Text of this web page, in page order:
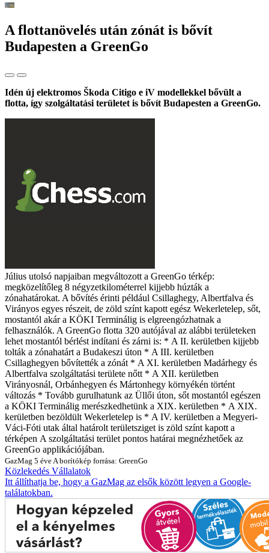
A flottanövelés után zónát is bővít
Budapesten a GreenGo
Idén új elektromos Škoda Citigo e iV modellekkel bővült a
flotta, így szolgáltatási területet is bővít Budapesten a GreenGo.
Július utolsó napjaiban megváltozott a GreenGo térkép:
megközelítőleg 8 négyzetkilométerrel kijjebb húzták a
zónahatárokat. A bővítés érinti például Csillaghegy, Albertfalva és
Virányos egyes részeit, de zöld színt kapott egész Wekerletelep, sőt,
mostantól akár a KÖKI Terminálig is elgreengózhatnak a
felhasználók. A GreenGo flotta 320 autójával az alábbi területeken
lehet mostantól bérlést indítani és zárni is: * A II. kerületben kijjebb
tolták a zónahatárt a Budakeszi úton * A III. kerületben
Csillaghegyen bővítették a zónát * A XI. kerületben Madárhegy és
Albertfalva szolgáltatási területe nőtt * A XII. kerületben
Virányosnál, Orbánhegyen és Mártonhegy környékén történt
változás * Tovább gurulhatunk az Üllői úton, sőt mostantól egészen
a KÖKI Terminálig merészkedhetünk a XIX. kerületben * A XIX.
kerületben bezöldült Wekerletelep is * A IV. kerületben a Megyeri-
Váci-Fóti utak által határolt területsziget is zöld színt kapott a
térképen A szolgáltatási terület pontos határai megnézhetőek az
GreenGo applikációjában.
GazMag 5 éve A borítókép forrása: GreenGo
Közlekedés Vállalatok
Itt állíthatja be, hogy a GazMag az elsők között legyen a Google-
találatokban.